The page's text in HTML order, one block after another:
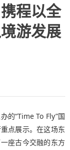
程以全
游发展
的“Time To Fly”国
点展示。在这场东
座古今交融的东方